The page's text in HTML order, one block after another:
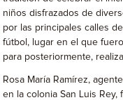
niños disfrazados de
por las principales calles
fútbol, lugar en el que
para posteriormente,
Rosa María Ramírez,
en la colonia San Luis